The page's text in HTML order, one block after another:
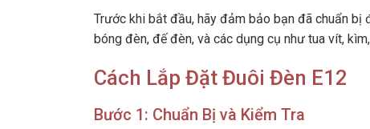
Trước khi bắt đầu, hãy đảm bảo bạn đã chuẩn
bóng đèn, đế đèn, và các dụng cụ như tua vít,
Cách Lắp Đặt Đuôi Đèn E12
Bước 1: Chuẩn Bị và Kiểm Tra